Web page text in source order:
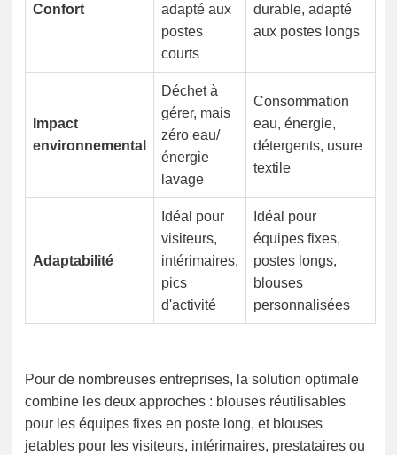
Confort
adapté aux
postes
courts
durable, adapté
aux postes longs
Impact
environnemental
Déchet à
gérer, mais
zéro eau/
énergie
lavage
Consommation
eau, énergie,
détergents, usure
textile
Adaptabilité
Idéal pour
visiteurs,
intérimaires,
pics
d'activité
Idéal pour
équipes fixes,
postes longs,
blouses
personnalisées
Pour de nombreuses entreprises, la solution optimale
combine les deux approches : blouses réutilisables
pour les équipes fixes en poste long, et blouses
jetables pour les visiteurs, intérimaires, prestataires ou